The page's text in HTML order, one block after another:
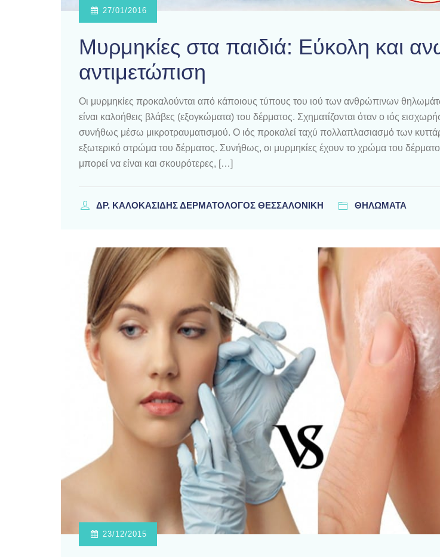
27/01/2016
Μυρμηκίες στα παιδιά: Εύκολη και
αντιμετώπιση
Οι μυρμηκίες προκαλούνται από κάποιους τύπους του ιού των ανθρώπινων
είναι καλοήθεις βλάβες (εξογκώματα) του δέρματος. Σχηματίζονται όταν ο ιός
συνήθως μέσω μικροτραυματισμού. Ο ιός προκαλεί ταχύ πολλαπλασιασμό των
εξωτερικό στρώμα του δέρματος. Συνήθως, οι μυρμηκίες έχουν το χρώμα του
μπορεί να είναι και σκουρότερες, […]
ΔΡ. ΚΑΛΟΚΑΣΊΔΗΣ ΔΕΡΜΑΤΟΛΌΓΟΣ ΘΕΣΣΑΛΟΝΊΚΗ ΘΗΛΩΜΑΤΑ
23/12/2015